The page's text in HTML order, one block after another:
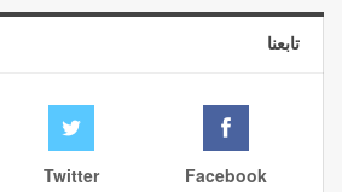
تابعنا
Facebook
Twitter